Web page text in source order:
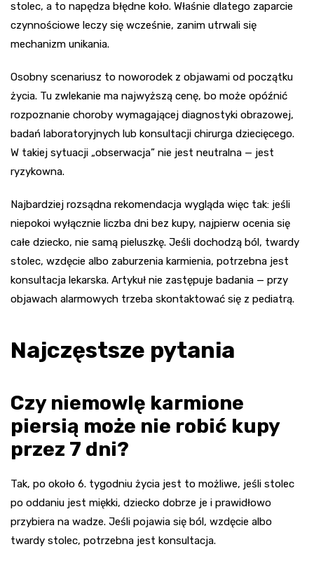
stolec, a to napędza błędne koło. Właśnie dlatego zaparcie
czynnościowe leczy się wcześnie, zanim utrwali się
mechanizm unikania.
Osobny scenariusz to noworodek z objawami od początku
życia. Tu zwlekanie ma najwyższą cenę, bo może opóźnić
rozpoznanie choroby wymagającej diagnostyki obrazowej,
badań laboratoryjnych lub konsultacji chirurga dziecięcego.
W takiej sytuacji „obserwacja” nie jest neutralna — jest
ryzykowna.
Najbardziej rozsądna rekomendacja wygląda więc tak: jeśli
niepokoi wyłącznie liczba dni bez kupy, najpierw ocenia się
całe dziecko, nie samą pieluszkę. Jeśli dochodzą ból, twardy
stolec, wzdęcie albo zaburzenia karmienia, potrzebna jest
konsultacja lekarska. Artykuł nie zastępuje badania — przy
objawach alarmowych trzeba skontaktować się z pediatrą.
Najczęstsze pytania
Czy niemowlę karmione
piersią może nie robić kupy
przez 7 dni?
Tak, po około 6. tygodniu życia jest to możliwe, jeśli stolec
po oddaniu jest miękki, dziecko dobrze je i prawidłowo
przybiera na wadze. Jeśli pojawia się ból, wzdęcie albo
twardy stolec, potrzebna jest konsultacja.